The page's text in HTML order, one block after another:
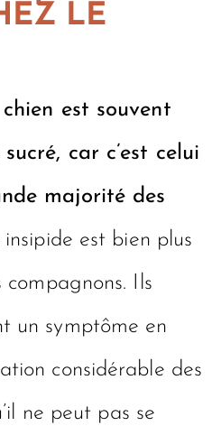
LE
est souvent
car c’est celui
majorité des
est bien plus
compagnons. Ils
un symptôme en
considérable des
ne peut pas se